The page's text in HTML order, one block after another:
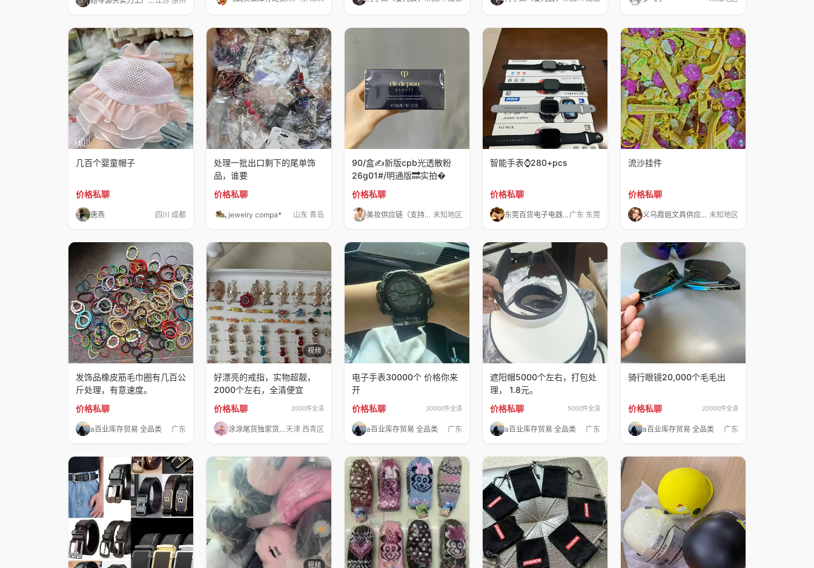
几百个婴童帽子
价格私聊
唐燕 四川 成都
处理一批出口剩下的尾单饰
品，谁要
价格私聊
jewelry compa* 山东 青岛
90/盒✍️新版cpb光透散粉
26g01#/明通版🔜实拍�
价格私聊
美妆供应链（支持一件代发） 未知地区
智能手表⌚️280+pcs
价格私聊
东莞百货电子电器（直播外贸）尾货 广东 东莞
流沙挂件
价格私聊
义乌霞姐文具供应链（幢单元） 未知地区
发饰品橡皮筋毛巾圈有几百公
斤处理，有意速度。
价格私聊
a百业库存贸易 全品类 广东
视频
好漂亮的戒指，实物超靓，
2000个左右，全清便宜
价格私聊
2000件全清
涂涂尾货独家货源 天津 西青区
电子手表30000个 价格你来
开
价格私聊
30000件全清
a百业库存贸易 全品类 广东
遮阳帽5000个左右，打包处
理， 1.8元。
价格私聊
5000件全清
a百业库存贸易 全品类 广东
骑行眼镜20,000个毛毛出
价格私聊 20000件全清
a百业库存贸易 全品类 广东
视频